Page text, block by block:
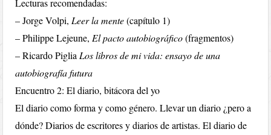
Lecturas recomendadas:
– Jorge Volpi, Leer la mente(capítulo 1)
– Philippe Lejeune, El pacto autobiográfico(fragmentos)
– Ricardo Piglia Los libros de mi vida: ensayo de una
autobiografía futura
Encuentro 2: El diario, bitácora del yo
El diario como forma y como género. Llevar un diario ¿pero a
dónde? Diarios de escritores y diarios de artistas. El diario de